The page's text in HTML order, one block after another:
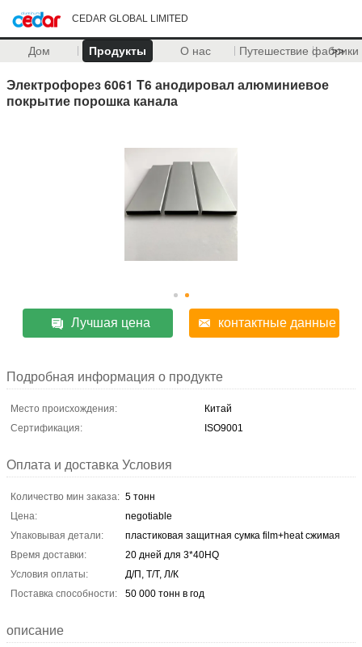
CEDAR GLOBAL LIMITED
Дом Продукты О нас Путешествие фабрики
>>
Электрофорез 6061 T6 анодировал алюминиевое
покрытие порошка канала
Лучшая цена контактные данные
Подробная информация о продукте
Место происхождения:
Китай
Сертификация:
ISO9001
Оплата и доставка Условия
Количество мин заказа: 5 тонн
Цена:
negotiable
Упаковывая детали:
пластиковая защитная сумка film+heat сжимая
Время доставки:
20 дней для 3*40HQ
Условия оплаты:
Д/П, Т/Т, Л/К
Поставка способности:
50 000 тонн в год
описание